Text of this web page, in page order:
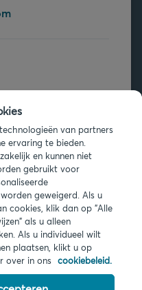
van partners
ervaring te bieden.
en kunnen niet
gebruikt voor
geweigerd. Als u
cookies, klik dan op "Alle
als u alleen
Als u individueel wilt
plaatsen, klikt u op
over in ons cookiebeleid.